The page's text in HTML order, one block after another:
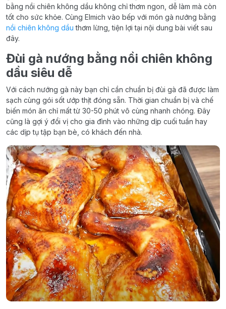
bằng nồi chiên không dầu không chỉ thơm ngon, dễ làm mà còn
tốt cho sức khỏe. Cùng Elmich vào bếp với món gà nướng bằng
nồi chiên không dầu thơm lừng, tiện lợi tại nội dung bài viết sau
đây.
Đùi gà nướng bằng nồi chiên không
dầu siêu dễ
Với cách nướng gà này bạn chỉ cần chuẩn bị đùi gà đã được làm
sạch cùng gói sốt ướp thịt đóng sẵn. Thời gian chuẩn bị và chế
biến món ăn chỉ mất từ 30-50 phút vô cùng nhanh chóng. Đây
cũng là gợi ý đổi vị cho gia đình vào những dịp cuối tuần hay
các dịp tụ tập bạn bè, có khách đến nhà.